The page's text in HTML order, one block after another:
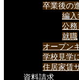
卒業後の
編入
公務
就職
オープン
学校見学
住居家賃
資料請求